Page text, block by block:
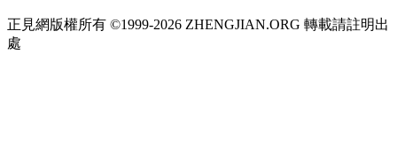
正見網版權所有 ©1999-2026 ZHENGJIAN.ORG 轉載請註明出
處